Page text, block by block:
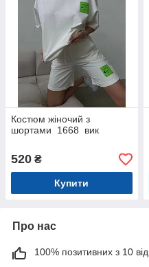
Костюм жіночий з
шортами 1668 вик
520 ₴
Купити
Про нас
100% позитивних з 10